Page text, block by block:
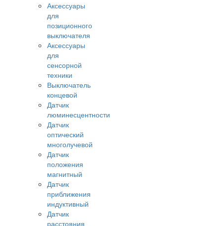
Аксессуары
для
позиционного
выключателя
Аксессуары
для
сенсорной
техники
Выключатель
концевой
Датчик
люминесцентности
Датчик
оптический
многолучевой
Датчик
положения
магнитный
Датчик
приближения
индуктивный
Датчик
расстояния